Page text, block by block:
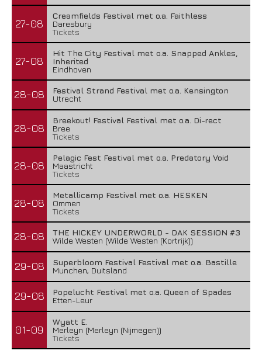
27-08
Creamfields Festival met o.a. Faithless
Daresbury
Tickets
27-08
Hit The City Festival met o.a. Snapped Ankles,
Inherited
Eindhoven
28-08
Festival Strand Festival met o.a. Kensington
Utrecht
28-08
Breekout! Festival Festival met o.a. Di-rect
Bree
Tickets
28-08
Pelagic Fest Festival met o.a. Predatory Void
Maastricht
Tickets
28-08
Metallicamp Festival met o.a. HESKEN
Ommen
Tickets
28-08
THE HICKEY UNDERWORLD - DAK SESSION #3
Wilde Westen (Wilde Westen (Kortrijk))
29-08
Superbloom Festival Festival met o.a. Bastille
Munchen, Duitsland
29-08
Popelucht Festival met o.a. Queen of Spades
Etten-Leur
01-09
Wyatt E.
Merleyn (Merleyn (Nijmegen))
Tickets